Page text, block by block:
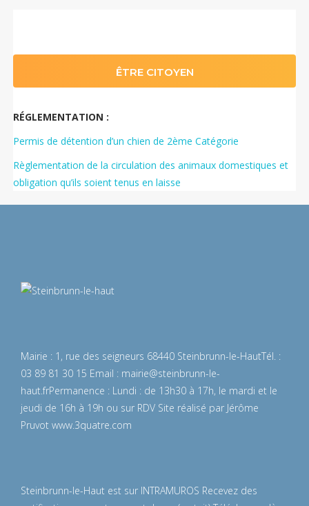
ÊTRE CITOYEN
RÉGLEMENTATION :
Permis de détention d’un chien de 2ème Catégorie
Règlementation de la circulation des animaux domestiques et
obligation qu’ils soient tenus en laisse
Mairie : 1, rue des seigneurs 68440 Steinbrunn-le-HautTél. :
03 89 81 30 15 Email : mairie@steinbrunn-le-
haut.frPermanence : Lundi : de 13h30 à 17h, le mardi et le
jeudi de 16h à 19h ou sur RDV Site réalisé par Jérôme
Pruvot www.3quatre.com
Steinbrunn-le-Haut est sur INTRAMUROS Recevez des